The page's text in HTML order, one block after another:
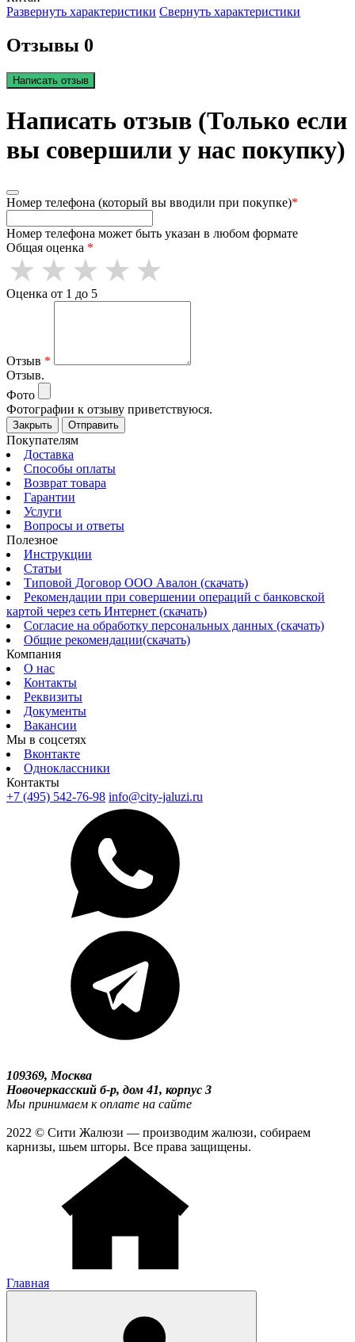
Развернуть характеристики Свернуть характеристики
Отзывы 0
Написать отзыв
Написать отзыв (Только если
вы совершили у нас покупку)
Номер телефона (который вы вводили при покупке)*
Номер телефона может быть указан в любом формате
Общая оценка *
Оценка от 1 до 5
Отзыв *
Отзыв.
Фото
Фотографии к отзыву приветствуюся.
Закрыть Отправить
Покупателям
Доставка
Способы оплаты
Возврат товара
Гарантии
Услуги
Вопросы и ответы
Полезное
Инструкции
Статьи
Типовой Договор ООО Авалон (скачать)
Рекомендации при совершении операций с банковской
картой через сеть Интернет (скачать)
Согласие на обработку персональных данных (скачать)
Общие рекомендации(скачать)
Компания
О нас
Контакты
Реквизиты
Документы
Вакансии
Мы в соцсетях
Вконтакте
Одноклассники
Контакты
+7 (495) 542-76-98 info@city-jaluzi.ru
109369, Москва
Новочеркасский б-р, дом 41, корпус 3
Мы принимаем к оплате на сайте
2022 © Сити Жалюзи — производим жалюзи, собираем
карнизы, шьем шторы. Все права защищены.
Главная